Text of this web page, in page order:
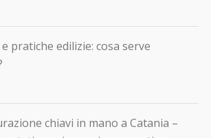
pratiche edilizie: cosa serve
chiavi in mano a Catania –